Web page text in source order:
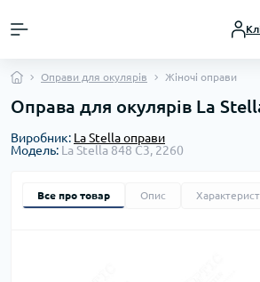
Оправи для окулярів Жіночі оправи
Оправа для окулярів La
Виробник: La Stella оправи
Модель: La Stella 848 С3, 2260
Все про товар Опис